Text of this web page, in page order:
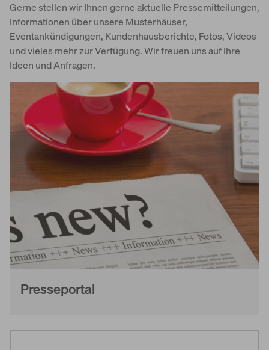
Gerne stellen wir Ihnen gerne aktuelle Pressemitteilungen,
Informationen über unsere Musterhäuser,
Eventankündigungen, Kundenhausberichte, Fotos, Videos
und vieles mehr zur Verfügung. Wir freuen uns auf Ihre
Ideen und Anfragen.
Presseportal